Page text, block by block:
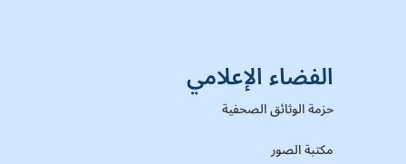
الفضاء الإعلامي
حزمة الوثائق الصحفية
مكتبة الصور